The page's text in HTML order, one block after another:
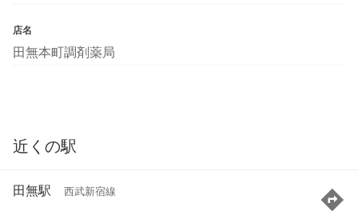
店名
田無本町調剤薬局
近くの駅
田無駅 西武新宿線